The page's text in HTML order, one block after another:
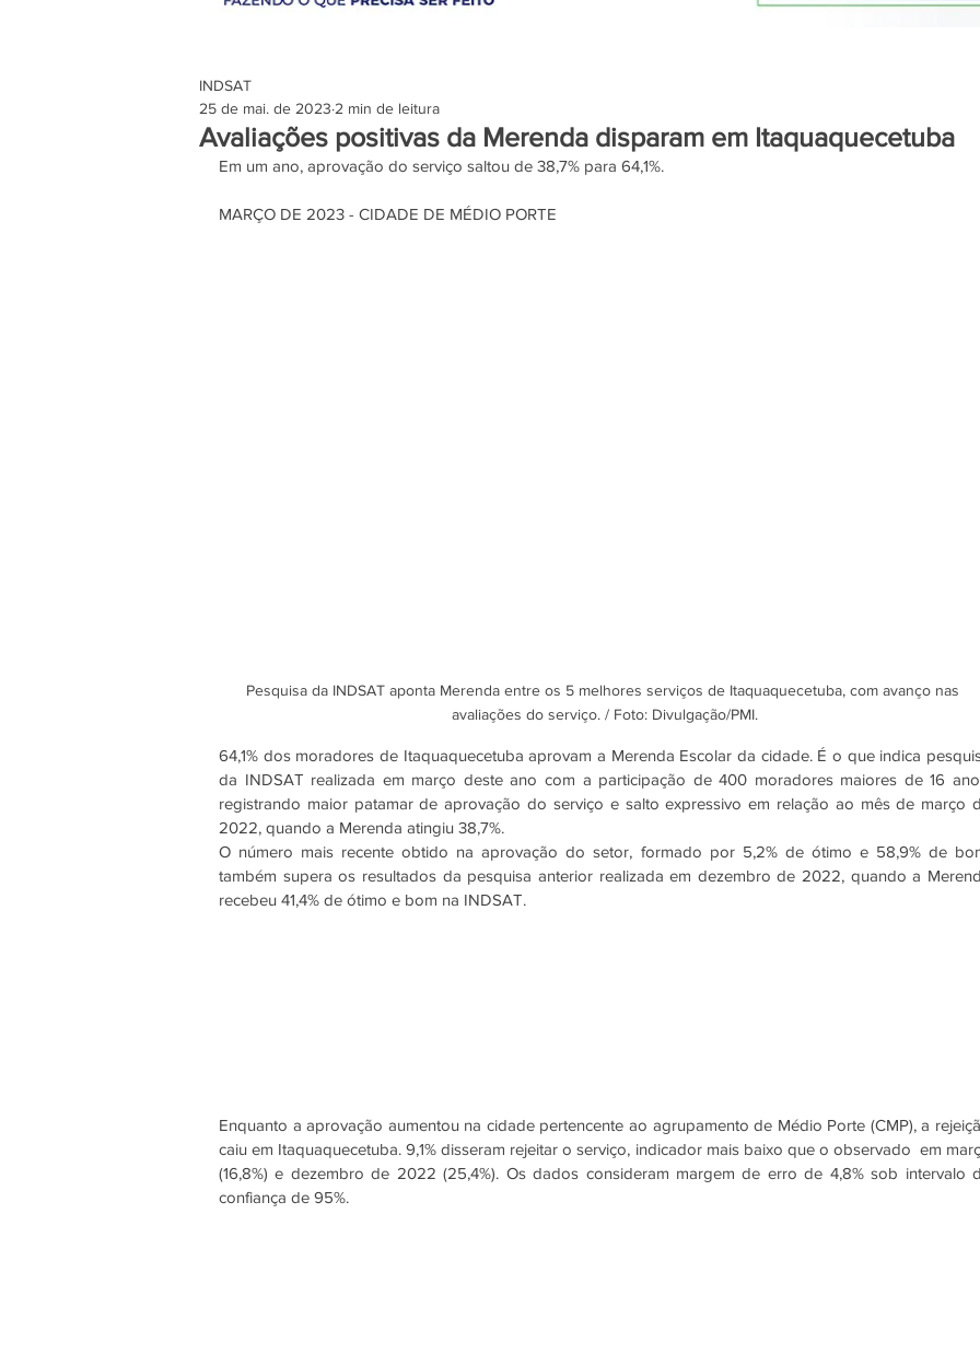
Avaliações positivas da Merenda disparam em Itaquaquecetuba
INDSAT
25 de mai. de 2023 2 min de leitura
Em um ano, aprovação do serviço saltou de 38,7% para 64,1%.
MARÇO DE 2023 - CIDADE DE MÉDIO PORTE
Pesquisa da INDSAT aponta Merenda entre os 5 melhores serviços de Itaquaquecetuba, com avanço nas
avaliações do serviço. / Foto: Divulgação/PMI.
64,1% dos moradores de Itaquaquecetuba aprovam a Merenda Escolar da cidade. É o que indica
da INDSAT realizada em março deste ano com a participação de 400 moradores maiores de 16
registrando maior patamar de aprovação do serviço e salto expressivo em relação ao mês de março
2022, quando a Merenda atingiu 38,7%.
O número mais recente obtido na aprovação do setor, formado por 5,2% de ótimo e 58,9% de
também supera os resultados da pesquisa anterior realizada em dezembro de 2022, quando a
recebeu 41,4% de ótimo e bom na INDSAT.
Enquanto a aprovação aumentou na cidade pertencente ao agrupamento de Médio Porte (CMP), a
caiu em Itaquaquecetuba. 9,1% disseram rejeitar o serviço, indicador mais baixo que o observado  em
(16,8%) e dezembro de 2022 (25,4%). Os dados consideram margem de erro de 4,8% sob intervalo
confiança de 95%.